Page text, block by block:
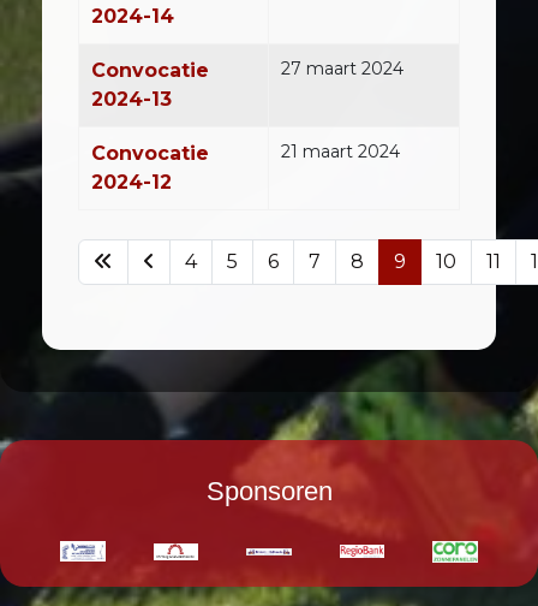
2024-14
Convocatie
2024-13
27 maart 2024
Convocatie
2024-12
21 maart 2024
Pagina 9 van 14
4 5 6 7 8 9 10 11
Sponsoren